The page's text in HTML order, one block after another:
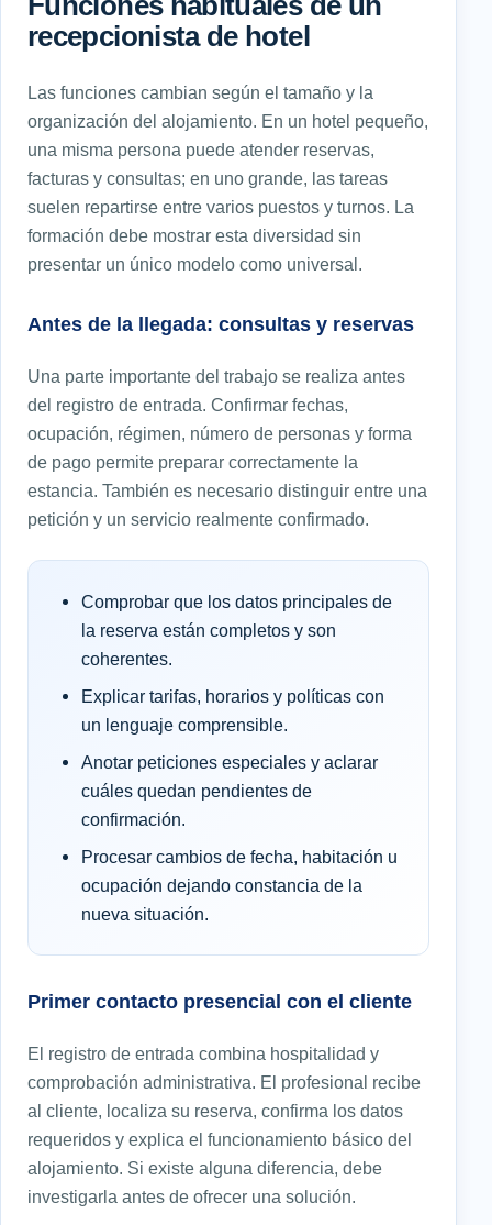
recepcionista de hotel
Las funciones cambian según el tamaño y la
organización del alojamiento. En un hotel pequeño,
una misma persona puede atender reservas,
facturas y consultas; en uno grande, las tareas
suelen repartirse entre varios puestos y turnos. La
formación debe mostrar esta diversidad sin
presentar un único modelo como universal.
Antes de la llegada: consultas y reservas
Una parte importante del trabajo se realiza antes
del registro de entrada. Confirmar fechas,
ocupación, régimen, número de personas y forma
de pago permite preparar correctamente la
estancia. También es necesario distinguir entre una
petición y un servicio realmente confirmado.
Comprobar que los datos principales de
la reserva están completos y son
coherentes.
Explicar tarifas, horarios y políticas con
un lenguaje comprensible.
Anotar peticiones especiales y aclarar
cuáles quedan pendientes de
confirmación.
Procesar cambios de fecha, habitación u
ocupación dejando constancia de la
nueva situación.
Primer contacto presencial con el cliente
El registro de entrada combina hospitalidad y
comprobación administrativa. El profesional recibe
al cliente, localiza su reserva, confirma los datos
requeridos y explica el funcionamiento básico del
alojamiento. Si existe alguna diferencia, debe
investigarla antes de ofrecer una solución.